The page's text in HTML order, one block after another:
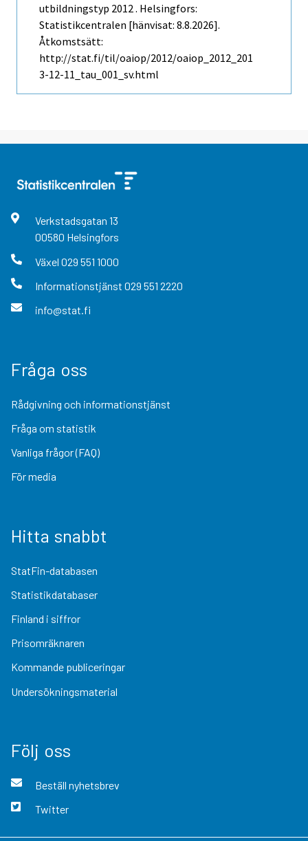
utbildningstyp 2012 . Helsingfors:
Statistikcentralen [hänvisat: 8.8.2026].
Åtkomstsätt:
http://stat.fi/til/oaiop/2012/oaiop_2012_201
3-12-11_tau_001_sv.html
Verkstadsgatan 13
00580 Helsingfors
Växel 029 551 1000
Informationstjänst 029 551 2220
info@stat.fi
Fråga oss
Rådgivning och informationstjänst
Fråga om statistik
Vanliga frågor (FAQ)
För media
Hitta snabbt
StatFin-databasen
Statistikdatabaser
Finland i siffror
Prisomräknaren
Kommande publiceringar
Undersökningsmaterial
Följ oss
Beställ nyhetsbrev
Twitter